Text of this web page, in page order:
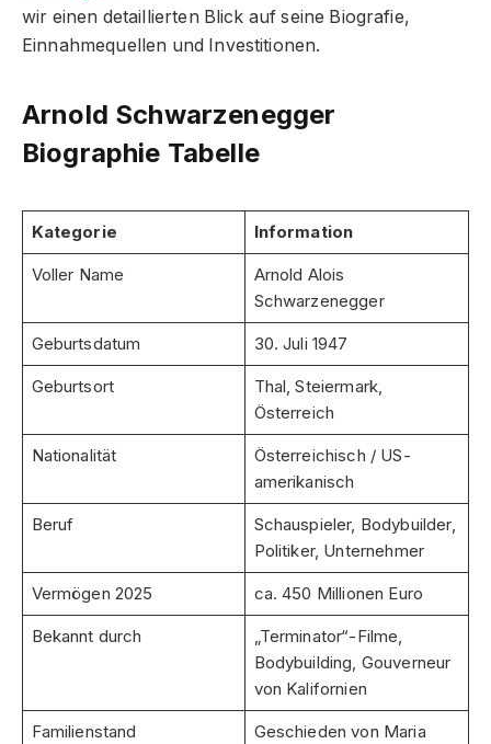
wir einen detaillierten Blick auf seine Biografie,
Einnahmequellen und Investitionen.
Arnold Schwarzenegger
Biographie Tabelle
Kategorie Information
Voller Name
Arnold Alois
Schwarzenegger
Geburtsdatum 30. Juli 1947
Geburtsort
Thal, Steiermark,
Österreich
Nationalität
Österreichisch / US-
amerikanisch
Beruf
Schauspieler, Bodybuilder,
Politiker, Unternehmer
Vermögen 2025 ca. 450 Millionen Euro
Bekannt durch
„Terminator“-Filme,
Bodybuilding, Gouverneur
von Kalifornien
Familienstand
Geschieden von Maria